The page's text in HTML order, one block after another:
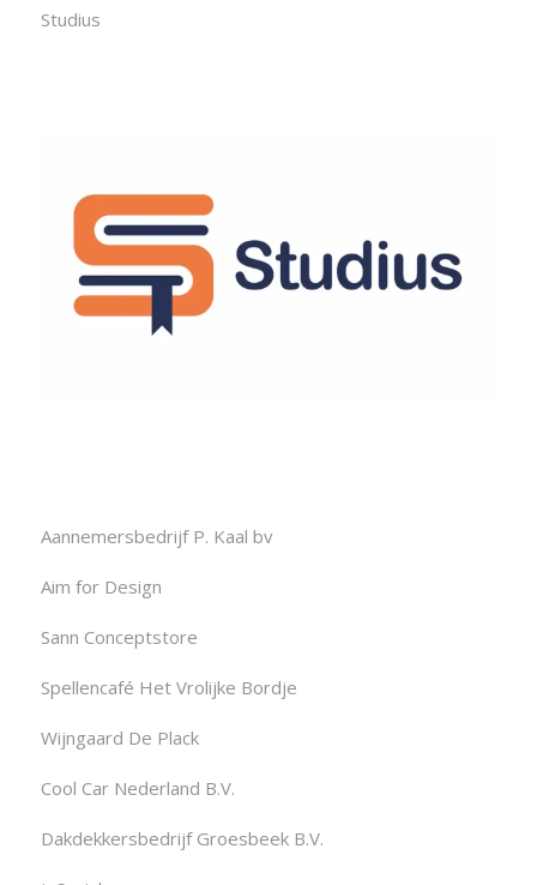
Studius
Aannemersbedrijf P. Kaal bv
Aim for Design
Sann Conceptstore
Spellencafé Het Vrolijke Bordje
Wijngaard De Plack
Cool Car Nederland B.V.
Dakdekkersbedrijf Groesbeek B.V.